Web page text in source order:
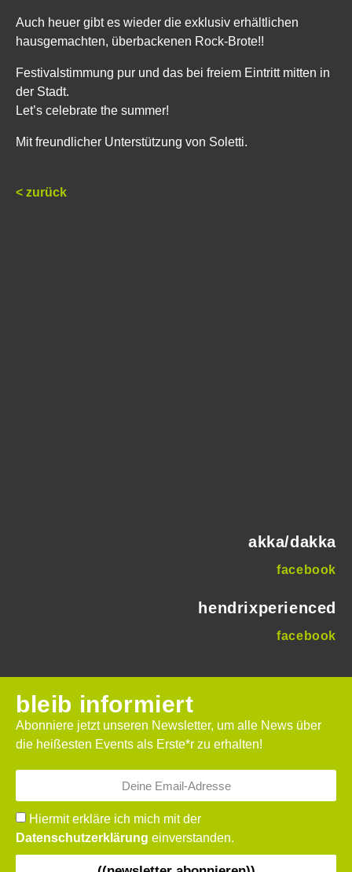
Auch heuer gibt es wieder die exklusiv erhältlichen
hausgemachten, überbackenen Rock-Brote!!
Festivalstimmung pur und das bei freiem Eintritt mitten in
der Stadt.
Let’s celebrate the summer!
Mit freundlicher Unterstützung von Soletti.
< zurück
akka/dakka
facebook
hendrixperienced
facebook
Hiermit erkläre ich mich mit der
Datenschutzerklärung einverstanden.
bleib informiert
Abonniere jetzt unseren Newsletter, um alle News über
die heißesten Events als Erste*r zu erhalten!